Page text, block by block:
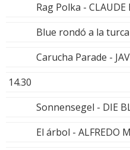
Rag Polka - CLAUDE
Blue rondó a la turca
Carucha Parade -
14.30
Sonnensegel - DIE
El árbol - ALFREDO